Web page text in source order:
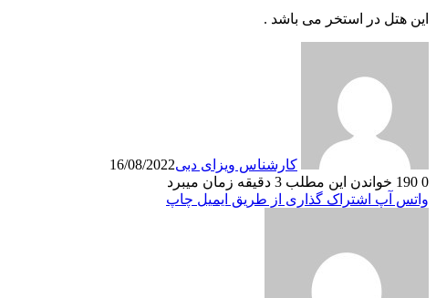
این هتل در استخر می باشد .
کارشناس ویزای دبی16/08/2022
0
خواندن این مطلب 3 دقیقه زمان میبرد
واتس آپ اشتراک گذاری از طریق ایمیل چاپ